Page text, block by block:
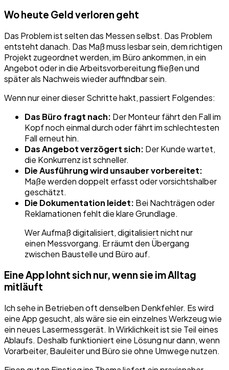
Wo heute Geld verloren geht
Das Problem ist selten das Messen selbst. Das Problem
entsteht danach. Das Maß muss lesbar sein, dem richtigen
Projekt zugeordnet werden, im Büro ankommen, in ein
Angebot oder in die Arbeitsvorbereitung fließen und
später als Nachweis wieder auffindbar sein.
Wenn nur einer dieser Schritte hakt, passiert Folgendes:
Das Büro fragt nach: Der Monteur fährt den Fall im
Kopf noch einmal durch oder fährt im schlechtesten
Fall erneut hin.
Das Angebot verzögert sich: Der Kunde wartet,
die Konkurrenz ist schneller.
Die Ausführung wird unsauber vorbereitet:
Maße werden doppelt erfasst oder vorsichtshalber
geschätzt.
Die Dokumentation leidet: Bei Nachträgen oder
Reklamationen fehlt die klare Grundlage.
Wer Aufmaß digitalisiert, digitalisiert nicht nur
einen Messvorgang. Er räumt den Übergang
zwischen Baustelle und Büro auf.
Eine App lohnt sich nur, wenn sie im Alltag
mitläuft
Ich sehe in Betrieben oft denselben Denkfehler. Es wird
eine App gesucht, als wäre sie ein einzelnes Werkzeug wie
ein neues Lasermessgerät. In Wirklichkeit ist sie Teil eines
Ablaufs. Deshalb funktioniert eine Lösung nur dann, wenn
Vorarbeiter, Bauleiter und Büro sie ohne Umwege nutzen.